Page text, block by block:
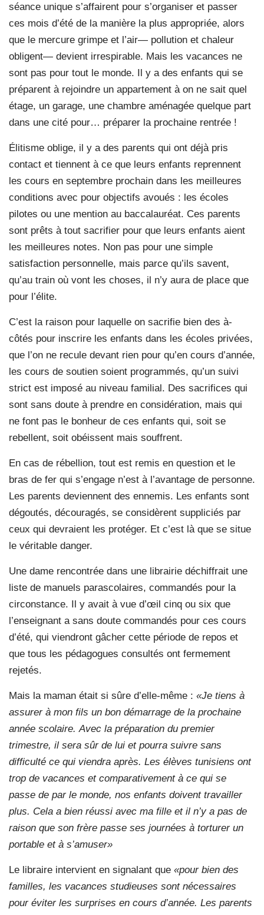
séance unique s’affairent pour s’organiser et passer
ces mois d’été de la manière la plus appropriée, alors
que le mercure grimpe et l’air— pollution et chaleur
obligent— devient irrespirable. Mais les vacances ne
sont pas pour tout le monde. Il y a des enfants qui se
préparent à rejoindre un appartement à on ne sait quel
étage, un garage, une chambre aménagée quelque part
dans une cité pour… préparer la prochaine rentrée !
Élitisme oblige, il y a des parents qui ont déjà pris
contact et tiennent à ce que leurs enfants reprennent
les cours en septembre prochain dans les meilleures
conditions avec pour objectifs avoués : les écoles
pilotes ou une mention au baccalauréat. Ces parents
sont prêts à tout sacrifier pour que leurs enfants aient
les meilleures notes. Non pas pour une simple
satisfaction personnelle, mais parce qu’ils savent,
qu’au train où vont les choses, il n’y aura de place que
pour l’élite.
C’est la raison pour laquelle on sacrifie bien des à-
côtés pour inscrire les enfants dans les écoles privées,
que l’on ne recule devant rien pour qu’en cours d’année,
les cours de soutien soient programmés, qu’un suivi
strict est imposé au niveau familial. Des sacrifices qui
sont sans doute à prendre en considération, mais qui
ne font pas le bonheur de ces enfants qui, soit se
rebellent, soit obéissent mais souffrent.
En cas de rébellion, tout est remis en question et le
bras de fer qui s’engage n’est à l’avantage de personne.
Les parents deviennent des ennemis. Les enfants sont
dégoutés, découragés, se considèrent suppliciés par
ceux qui devraient les protéger. Et c’est là que se situe
le véritable danger.
Une dame rencontrée dans une librairie déchiffrait une
liste de manuels parascolaires, commandés pour la
circonstance. Il y avait à vue d’œil cinq ou six que
l’enseignant a sans doute commandés pour ces cours
d’été, qui viendront gâcher cette période de repos et
que tous les pédagogues consultés ont fermement
rejetés.
Mais la maman était si sûre d’elle-même : «Je tiens à
assurer à mon fils un bon démarrage de la prochaine
année scolaire. Avec la préparation du premier
trimestre, il sera sûr de lui et pourra suivre sans
difficulté ce qui viendra après. Les élèves tunisiens ont
trop de vacances et comparativement à ce qui se
passe de par le monde, nos enfants doivent travailler
plus. Cela a bien réussi avec ma fille et il n’y a pas de
raison que son frère passe ses journées à torturer un
portable et à s’amuser»
Le libraire intervient en signalant que «pour bien des
familles, les vacances studieuses sont nécessaires
pour éviter les surprises en cours d’année. Les parents